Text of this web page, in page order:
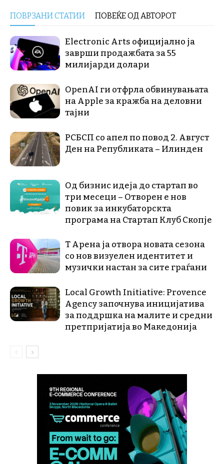
ПОВРЗАНИ СТАТИИ ПОВЕЌЕ ОД АВТОРОТ
Electronic Arts официјално ја
заврши продажбата за 55
милијарди долари
OpenAI ги отфрла обвинувањата
на Apple за кражба на деловни
тајни
РСБСП со апел по повод 2. Август
Ден на Републиката – Илинден
Од бизнис идеја до стартап во
три месеци – Отворен е нов
повик за инкубаторскта
програма на Стартап Клуб Скопје
Т Арена ја отвора новата сезона
со нов визуелен идентитет и
музички настан за сите граѓани
Local Growth Initiative: Provence
Agency започнува иницијатива
за поддршка на малите и средни
претпријатија во Македонија